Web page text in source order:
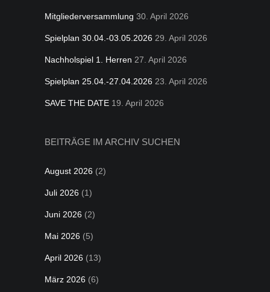
Mitgliederversammlung 30. April 2026
Spielplan 30.04.-03.05.2026 29. April 2026
Nachholspiel 1. Herren 27. April 2026
Spielplan 25.04.-27.04.2026 23. April 2026
SAVE THE DATE 19. April 2026
BEITRÄGE IM ARCHIV SUCHEN
August 2026 (2)
Juli 2026 (1)
Juni 2026 (2)
Mai 2026 (5)
April 2026 (13)
März 2026 (6)